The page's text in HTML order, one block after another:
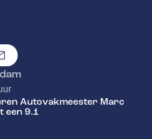
Autovakmeester Marc
een 9.1